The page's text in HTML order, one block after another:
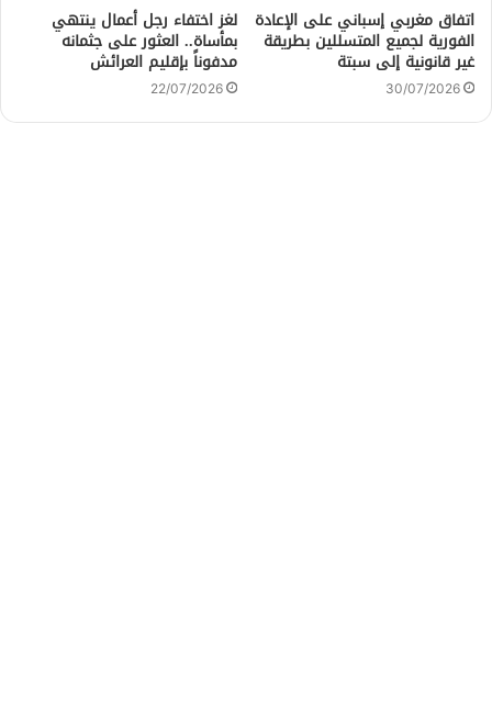
اتفاق مغربي إسباني على الإعادة
الفورية لجميع المتسللين بطريقة
غير قانونية إلى سبتة
30/07/2026
لغز اختفاء رجل أعمال ينتهي
بمأساة.. العثور على جثمانه
مدفوناً بإقليم العرائش
22/07/2026